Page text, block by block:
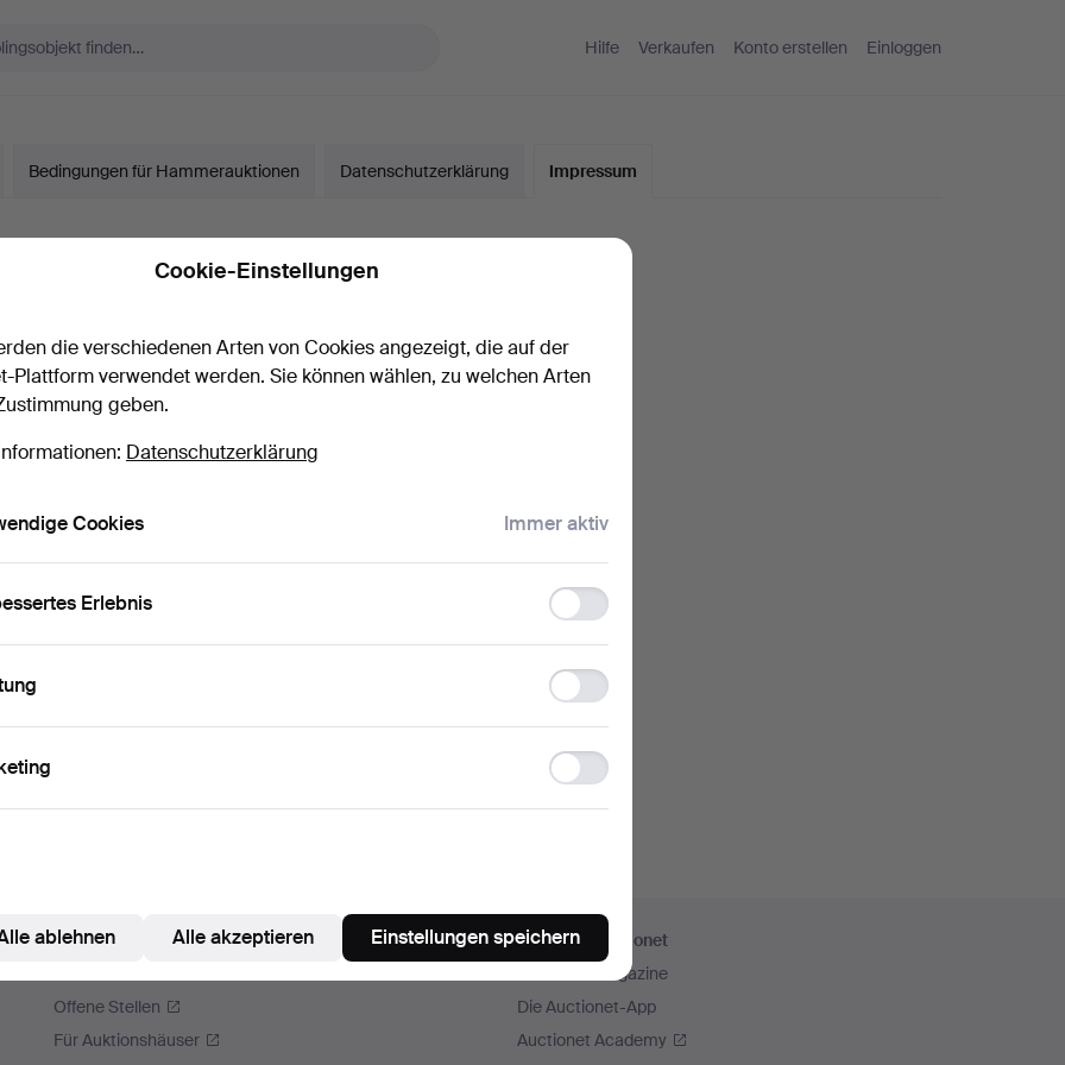
Hilfe Verkaufen Konto erstellen Einloggen
Bedingungen für Hammerauktionen Datenschutzerklärung Impressum
2011.
AB
Direktor
01
Auctionet
Offene Stellen
Für Auktionshäuser
Mehr von Auctionet
Auctionet Magazine
Die Auctionet-App
Auctionet Academy
Cookie-Einstellungen
die verschiedenen Arten von Cookies angezeigt, die auf der
Plattform verwendet werden. Sie können wählen, zu welchen Arten
geben.
Datenschutzerklärung
Cookies Immer aktiv
Erlebnis
Functionality
storage
Statistics
storage
Ad
storage
ablehnen Alle akzeptieren Einstellungen speichern